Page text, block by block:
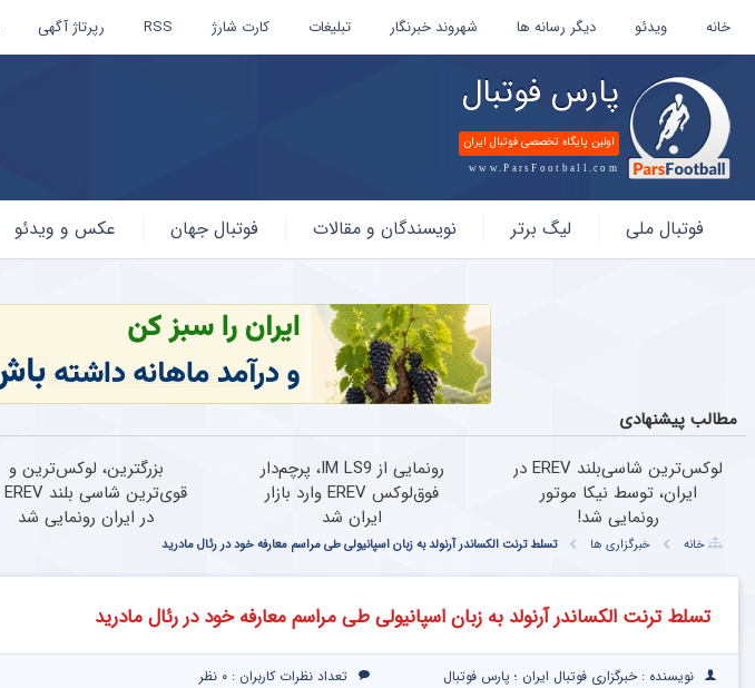
خانه ویدئو دیگر رسانه ها شهروند خبرنگار تبلیغات کارت شارژ RSS رپرتاژ آگهی
پارس فوتبال
اولین پایگاه تخصصی فوتبال ایران
www.ParsFootball.com
فوتبال
فوتبال ملی لیگ برتر نویسندگان و مقالات فوتبال جهان عکس و ویدئو
مطالب پیشنهادی
لوکس‌ترین شاسی‌بلند EREV در
ایران، توسط نیکا موتور
رونمایی شد!
رونمایی از IM LS9، پرچم‌دار
فوق‌لوکس EREV وارد بازار
ایران شد
بزرگترین، لوکس‌ترین و
در ایران رونمایی شد
خانه خبرگزاری ها تسلط ترنت الکساندر آرنولد به زبان اسپانیولی طی مراسم معارفه خود در رئال مادرید
تسلط ترنت الکساندر آرنولد به زبان اسپانیولی طی مراسم معارفه خود در رئال مادرید
نویسنده : خبرگزاری فوتبال ایران ؛ پارس فوتبال تعداد نظرات کاربران : ۰ نظر